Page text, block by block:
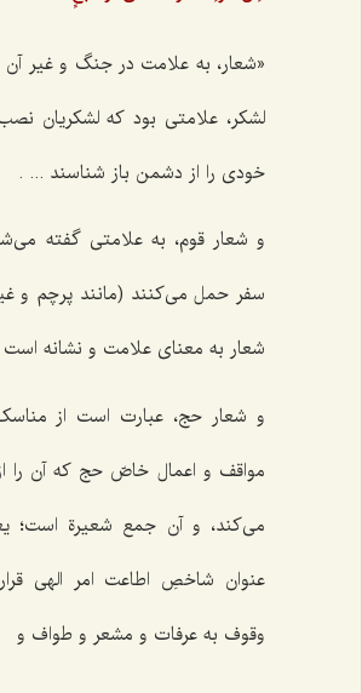
«شعار، به علامت در جنگ و غیر
لشکر، علامتی بود که لشکریان
خودی را از دشمن باز شناسند ... .
و شعار قوم، به علامتی گفته
سفر حمل می‌کنند (مانند پرچم و
شعار به معنای علامت و نشانه
و شعار حج، عبارت است از
مواقف و اعمال خاصّ حج که آن را
می‌کند، و آن جمع شعیرة است؛
عنوان شاخصِ اطاعت امر الهی
وقوف به عرفات و مشعر و طواف و